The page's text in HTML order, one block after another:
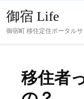
御宿 Life
御宿町 移住定住ポータルサ
移住者